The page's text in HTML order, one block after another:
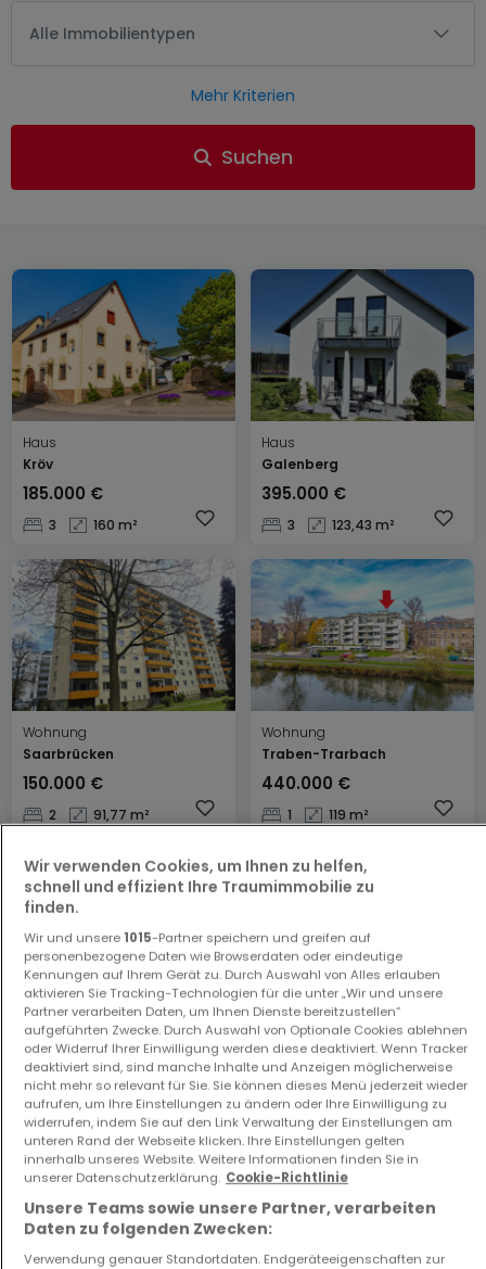
Alle Immobilientypen
Mehr Kriterien
Suchen
Haus
Kröv
185.000 €
3 160 m²
Haus
Galenberg
395.000 €
3 123,43 m²
Wohnung
Saarbrücken
150.000 €
2 91,77 m²
Wohnung
Traben-Trarbach
440.000 €
1 119 m²
Haus
Morbach
115.000 €
4 150,37 m²
Haus
Traben-Trarbach
55.000 €
4 136 m²
Wir verwenden Cookies, um Ihnen zu helfen,
schnell und effizient Ihre Traumimmobilie zu
finden.
Wir und unsere 1015-Partner speichern und greifen auf
personenbezogene Daten wie Browserdaten oder eindeutige
Kennungen auf Ihrem Gerät zu. Durch Auswahl von Alles erlauben
aktivieren Sie Tracking-Technologien für die unter „Wir und unsere
Partner verarbeiten Daten, um Ihnen Dienste bereitzustellen“
aufgeführten Zwecke. Durch Auswahl von Optionale Cookies ablehnen
oder Widerruf Ihrer Einwilligung werden diese deaktiviert. Wenn Tracker
deaktiviert sind, sind manche Inhalte und Anzeigen möglicherweise
nicht mehr so relevant für Sie. Sie können dieses Menü jederzeit wieder
aufrufen, um Ihre Einstellungen zu ändern oder Ihre Einwilligung zu
widerrufen, indem Sie auf den Link Verwaltung der Einstellungen am
unteren Rand der Webseite klicken. Ihre Einstellungen gelten
innerhalb unseres Website. Weitere Informationen finden Sie in
unserer Datenschutzerklärung. Cookie-Richtlinie
Unsere Teams sowie unsere Partner, verarbeiten
Daten zu folgenden Zwecken:
Verwendung genauer Standortdaten. Endgeräteeigenschaften zur